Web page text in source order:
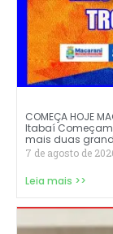
COMEÇA HOJE
Itabaí Começam
mais duas
7 de agosto de
Leia mais >>